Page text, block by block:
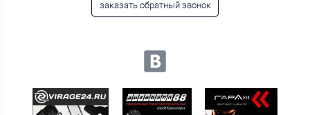
заказать обратный звонок